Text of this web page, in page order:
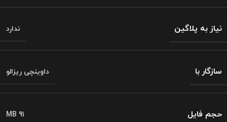
نیاز به پلاگین ندارد
سازگار با داوینچی ریزالو
حجم فایل 91 MB